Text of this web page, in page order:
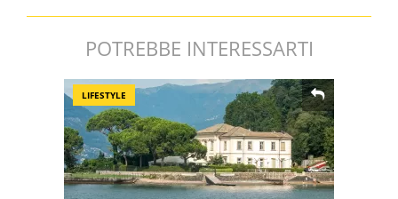
POTREBBE INTERESSARTI
LIFESTYLE